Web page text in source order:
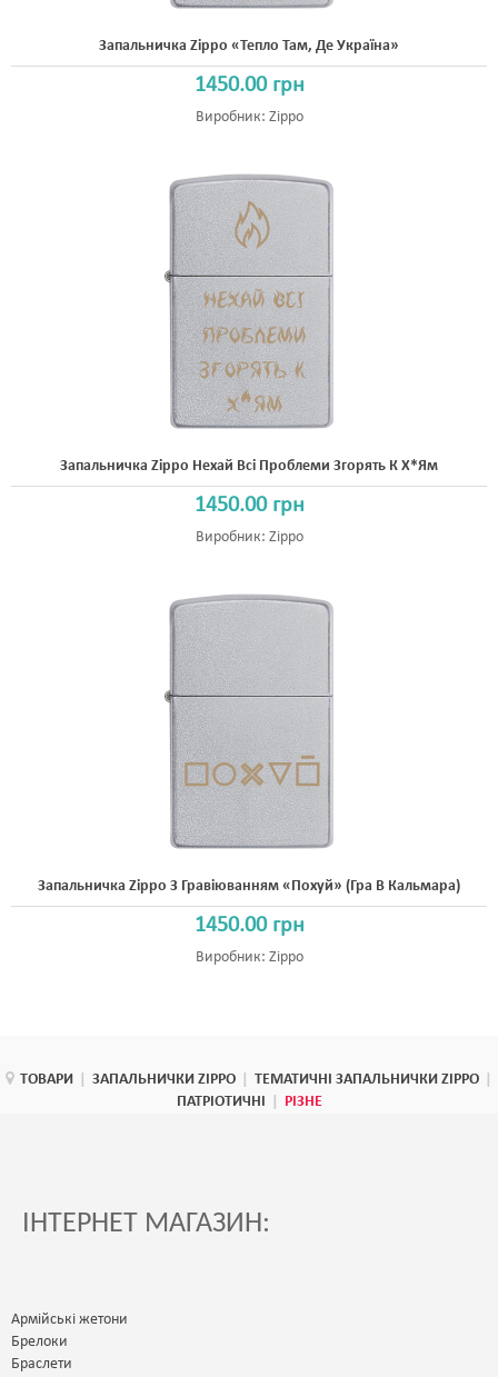
Запальничка Zippo «Тепло Там, Де Україна»
1450.00 грн
Виробник: Zippo
Запальничка Zippo Нехай Всі Проблеми Згорять К Х*ям
1450.00 грн
Виробник: Zippo
Запальничка Zippo З Гравіюванням «Похуй» (гра В Кальмара)
1450.00 грн
Виробник: Zippo
ТОВАРИ ЗАПАЛЬНИЧКИ ZIPPO ТЕМАТИЧНІ ЗАПАЛЬНИЧКИ ZIPPO
ПАТРІОТИЧНІ
РІЗНЕ
ІНТЕРНЕТ МАГАЗИН:
Армійські жетони
Брелоки
Браслети